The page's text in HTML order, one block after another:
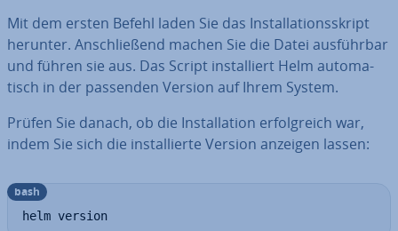
Mit dem ersten Befehl laden Sie das In­stal­la­ti­ons­skript
herunter. An­schlie­ßend machen Sie die Datei aus­führ­bar
und führen sie aus. Das Script in­stal­liert Helm au­to­ma­
tisch in der passenden Version auf Ihrem System.
Prüfen Sie danach, ob die In­stal­la­ti­on er­folg­reich war,
indem Sie sich die in­stal­lier­te Version anzeigen lassen:
helm version
bash